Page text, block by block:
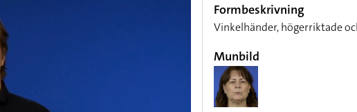
Formbeskrivning
Vinkelhänder, högerriktade
Munbild